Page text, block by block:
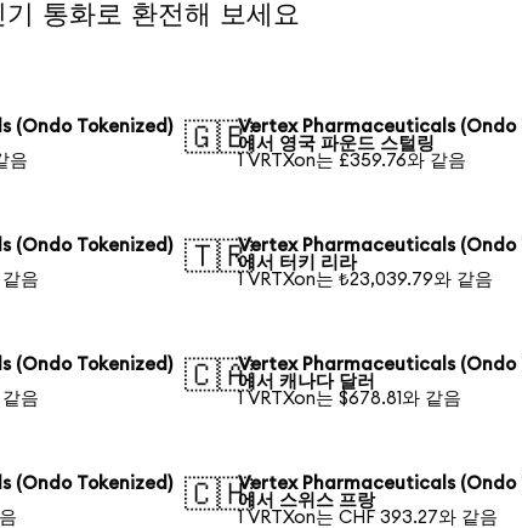
화로 환전해 보세요
(Ondo Tokenized)
음
🇬🇧Vertex Pharmaceuticals (Ondo
에서 영국 파운드 스털링
1 VRTXon는 £359.76와 같음
(Ondo Tokenized)
음
🇹🇷Vertex Pharmaceuticals (Ondo
에서 터키 리라
1 VRTXon는 ₺23,039.79와 같음
(Ondo Tokenized)
음
🇨🇦Vertex Pharmaceuticals (Ondo
에서 캐나다 달러
1 VRTXon는 $678.81와 같음
(Ondo Tokenized)
🇨🇭Vertex Pharmaceuticals (Ondo
에서 스위스 프랑
1 VRTXon는 CHF 393.27와 같음